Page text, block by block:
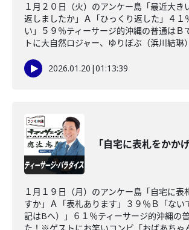
１月２０日（火）のアンケー島「最近大き
返しましたか」Ａ「ひっくり返した」４１
い」５９％ティーサージ的沖縄の普通は
トに大自然ロジャー、ゆりぼぶ（浜川結琳
2026.01.20 |01:13:39
「自宅に表札をかか
１月１９日（月）のアンケー島「自宅に表
すか」Ａ「表札あります」３９％Ｂ「ない
記はBへ）」６１％ティーサージ的沖縄の